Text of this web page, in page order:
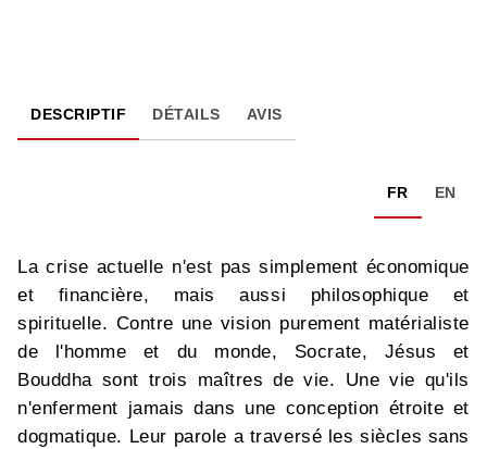
DESCRIPTIF DÉTAILS AVIS
FR EN
La crise actuelle n'est pas simplement économique
et financière, mais aussi philosophique et
spirituelle. Contre une vision purement matérialiste
de l'homme et du monde, Socrate, Jésus et
Bouddha sont trois maîtres de vie. Une vie qu'ils
n'enferment jamais dans une conception étroite et
dogmatique. Leur parole a traversé les siècles sans